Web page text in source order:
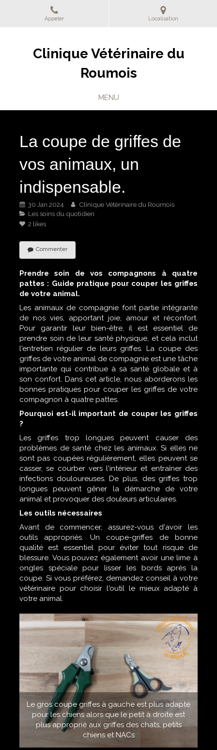
Appeler Localisation
Clinique Vétérinaire du
Roumois
MENU
La coupe de griffes de
vos animaux, un
indispensable.
30 Jan 2024
Clinique Vétérinaire du Roumois
Les soins du quotidien
2 likes
Commenter
Prendre soin de vos compagnons à quatre
pattes : Guide pratique pour couper les griffes
de votre animal.
Les animaux de compagnie font partie intégrante
de nos vies, apportant joie, amour et réconfort.
Pour garantir leur bien-être, il est essentiel de
prendre soin de leur santé physique, et cela inclut
l'entretien régulier de leurs griffes. La coupe des
griffes de votre animal de compagnie est une tâche
importante qui contribue à sa santé globale et à
son confort. Dans cet article, nous aborderons les
bonnes pratiques pour couper les griffes de votre
compagnon à quatre pattes.
Pourquoi est-il important de couper les griffes
?
Les griffes trop longues peuvent causer des
problèmes de santé chez les animaux. Si elles ne
sont pas coupées régulièrement, elles peuvent se
casser, se courber vers l'intérieur et entraîner des
infections douloureuses. De plus, des griffes trop
longues peuvent gêner la démarche de votre
animal et provoquer des douleurs articulaires.
Les outils nécessaires
Avant de commencer, assurez-vous d'avoir les
outils appropriés. Un coupe-griffes de bonne
qualité est essentiel pour éviter tout risque de
blessure. Vous pouvez également avoir une lime à
ongles spéciale pour lisser les bords après la
coupe. Si vous préférez, demandez conseil à votre
vétérinaire pour choisir l'outil le mieux adapté à
votre animal.
Le gros coupe griffes à gauche est plus adapté
pour les chiens alors que le petit à droite est
plus approprié aux griffes des chats, petits
chiens et NACs